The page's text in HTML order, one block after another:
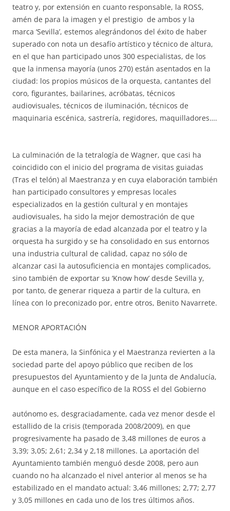
teatro y, por extensión en cuanto responsable, la ROSS,
amén de para la imagen y el prestigio de ambos y la
marca ‘Sevilla’, estemos alegrándonos del éxito de haber
superado con nota un desafío artístico y técnico de altura,
en el que han participado unos 300 especialistas, de los
que la inmensa mayoría (unos 270) están asentados en la
ciudad: los propios músicos de la orquesta, cantantes del
coro, figurantes, bailarines, acróbatas, técnicos
audiovisuales, técnicos de iluminación, técnicos de
maquinaria escénica, sastrería, regidores, maquilladores….
La culminación de la tetralogía de Wagner, que casi ha
coincidido con el inicio del programa de visitas guiadas
(Tras el telón) al Maestranza y en cuya elaboración también
han participado consultores y empresas locales
especializados en la gestión cultural y en montajes
audiovisuales, ha sido la mejor demostración de que
gracias a la mayoría de edad alcanzada por el teatro y la
orquesta ha surgido y se ha consolidado en sus entornos
una industria cultural de calidad, capaz no sólo de
alcanzar casi la autosuficiencia en montajes complicados,
sino también de exportar su ‘Know how’ desde Sevilla y,
por tanto, de generar riqueza a partir de la cultura, en
línea con lo preconizado por, entre otros, Benito Navarrete.
MENOR APORTACIÓN
De esta manera, la Sinfónica y el Maestranza revierten a la
sociedad parte del apoyo público que reciben de los
presupuestos del Ayuntamiento y de la Junta de Andalucía,
aunque en el caso específico de la ROSS el del Gobierno
autónomo es, desgraciadamente, cada vez menor desde el
estallido de la crisis (temporada 2008/2009), en que
progresivamente ha pasado de 3,48 millones de euros a
3,39; 3,05; 2,61; 2,34 y 2,18 millones. La aportación del
Ayuntamiento también menguó desde 2008, pero aun
cuando no ha alcanzado el nivel anterior al menos se ha
estabilizado en el mandato actual: 3,46 millones; 2,77; 2,77
y 3,05 millones en cada uno de los tres últimos años.